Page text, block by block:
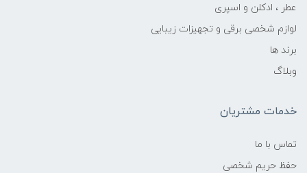
عطر ، ادکلن و اسپری
لوازم شخصی برقی و تجهیزات زیبایی
برند ها
وبلاگ
خدمات مشتریان
تماس با ما
حفظ حریم شخصی